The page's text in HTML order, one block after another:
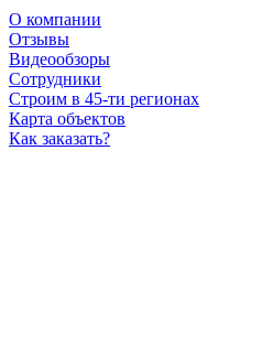
О компании
Отзывы
Видеообзоры
Сотрудники
Строим в 45-ти регионах
Карта объектов
Как заказать?